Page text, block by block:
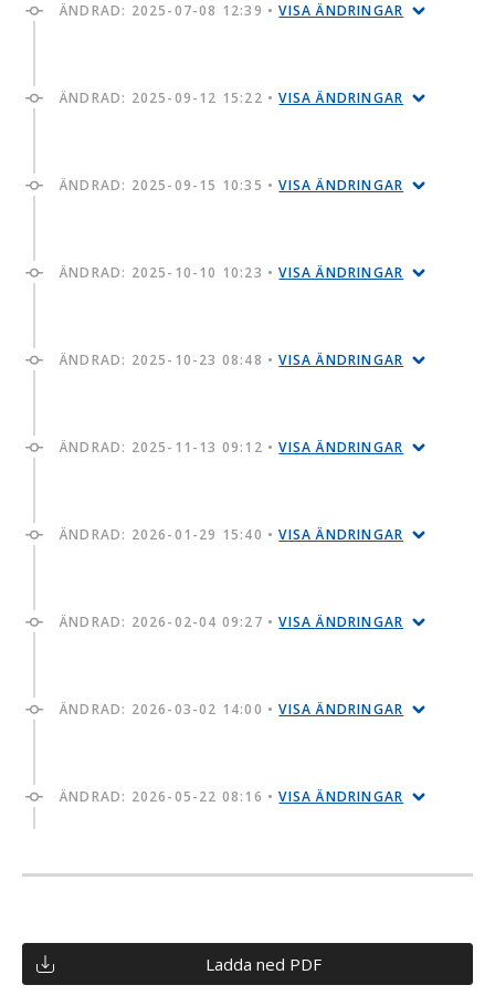
ÄNDRAD: 2025-07-08 12:39 •VISA ÄNDRINGAR
ÄNDRAD: 2025-09-12 15:22 •VISA ÄNDRINGAR
ÄNDRAD: 2025-09-15 10:35 •VISA ÄNDRINGAR
ÄNDRAD: 2025-10-10 10:23 •VISA ÄNDRINGAR
ÄNDRAD: 2025-10-23 08:48 •VISA ÄNDRINGAR
ÄNDRAD: 2025-11-13 09:12 •VISA ÄNDRINGAR
ÄNDRAD: 2026-01-29 15:40 •VISA ÄNDRINGAR
ÄNDRAD: 2026-02-04 09:27 •VISA ÄNDRINGAR
ÄNDRAD: 2026-03-02 14:00 •VISA ÄNDRINGAR
ÄNDRAD: 2026-05-22 08:16 •VISA ÄNDRINGAR
Ladda ned PDF